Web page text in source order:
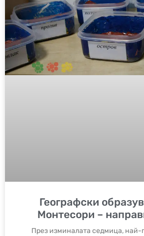
Географски
Монтесори –
През изминалата седмица, най-